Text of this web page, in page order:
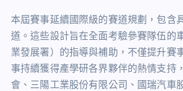
本屆賽事延續國際級的賽道規劃，包含
道。這些設計旨在全面考驗參賽隊伍的
業發展署）的指導與補助，不僅提升賽
事持續獲得產學研各界夥伴的熱情支持
會、三陽工業股份有限公司、國瑞汽車